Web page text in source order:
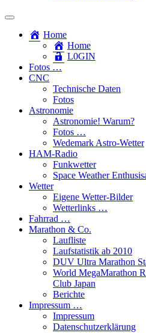
Toggle
search
field
Home
Home
L​0​​GIN
Fotos …
CNC
Technische Daten
Fotos
Astronomie
Astronomie! Warum?
Fotos …
Wedemark Astro-Wetter
HAM-Radio
Funkwetter
Space Weather
Wetter
Eigene Wetter-Bilder
Wetterlinks …
Fahrrad …
Marathon & Co.
Laufliste
Laufstatistik ab 2010
DUV Ultra Marathon
World MegaMarathon
Club Japan
Berichte
Impressum …
Impressum
Datenschutzerklärung